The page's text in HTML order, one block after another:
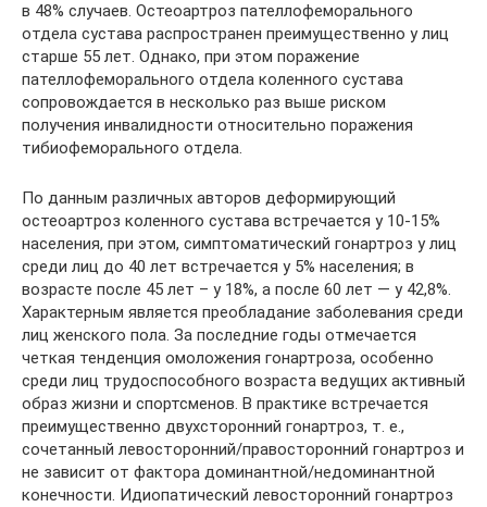
в 48% случаев. Остеоартроз пателлофеморального
отдела сустава распространен преимущественно у лиц
старше 55 лет. Однако, при этом поражение
пателлофеморального отдела коленного сустава
сопровождается в несколько раз выше риском
получения инвалидности относительно поражения
тибиофеморального отдела.
По данным различных авторов деформирующий
остеоартроз коленного сустава встречается у 10-15%
населения, при этом, симптоматический гонартроз у лиц
среди лиц до 40 лет встречается у 5% населения; в
возрасте после 45 лет – у 18%, а после 60 лет — у 42,8%.
Характерным является преобладание заболевания среди
лиц женского пола. За последние годы отмечается
четкая тенденция омоложения гонартроза, особенно
среди лиц трудоспособного возраста ведущих активный
образ жизни и спортсменов. В практике встречается
преимущественно двухсторонний гонартроз, т. е.,
сочетанный левосторонний/правосторонний гонартроз и
не зависит от фактора доминантной/недоминантной
конечности. Идиопатический левосторонний гонартроз